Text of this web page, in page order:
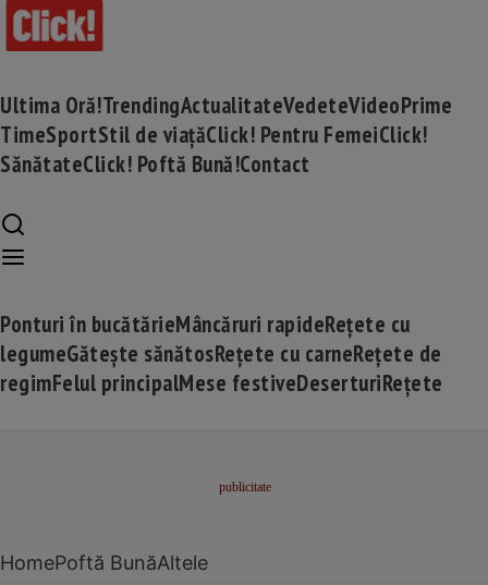
Ultima Oră!TrendingActualitateVedeteVideoPrime
TimeSportStil de viațăClick! Pentru FemeiClick!
SănătateClick! Poftă Bună!Contact
Ponturi în bucătărieMâncăruri rapideRețete cu
legumeGătește sănătosRețete cu carneRețete de
regimFelul principalMese festiveDeserturiRețete
HomePoftă BunăAltele